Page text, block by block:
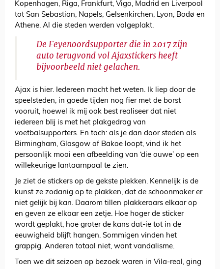
Kopenhagen, Riga, Frankfurt, Vigo, Madrid en Liverpool
tot San Sebastian, Napels, Gelsenkirchen, Lyon, Bodø en
Athene. Al die steden werden volgeplakt.
De Feyenoordsupporter die in 2017 zijn
auto terugvond vol Ajaxstickers heeft
bijvoorbeeld niet gelachen.
Ajax is hier. Iedereen mocht het weten. Ik liep door de
speelsteden, in goede tijden nog fier met de borst
vooruit, hoewel ik mij ook best realiseer dat niet
iedereen blij is met het plakgedrag van
voetbalsupporters. En toch: als je dan door steden als
Birmingham, Glasgow of Bakoe loopt, vind ik het
persoonlijk mooi een afbeelding van ‘die ouwe’ op een
willekeurige lantaarnpaal te zien.
Je ziet de stickers op de gekste plekken. Kennelijk is de
kunst ze zodanig op te plakken, dat de schoonmaker er
niet gelijk bij kan. Daarom tillen plakkeraars elkaar op
en geven ze elkaar een zetje. Hoe hoger de sticker
wordt geplakt, hoe groter de kans dat-ie tot in de
eeuwigheid blijft hangen. Sommigen vinden het
grappig. Anderen totaal niet, want vandalisme.
Toen we dit seizoen op bezoek waren in Vila-real, ging